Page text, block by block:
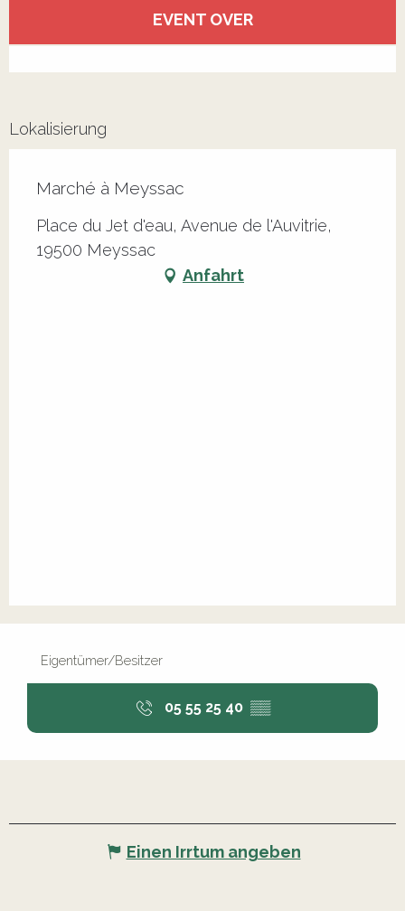
EVENT OVER
Lokalisierung
Marché à Meyssac
Place du Jet d'eau, Avenue de l'Auvitrie,
19500 Meyssac
Anfahrt
Eigentümer/Besitzer
05 55 25 40 ▒▒
Einen Irrtum angeben